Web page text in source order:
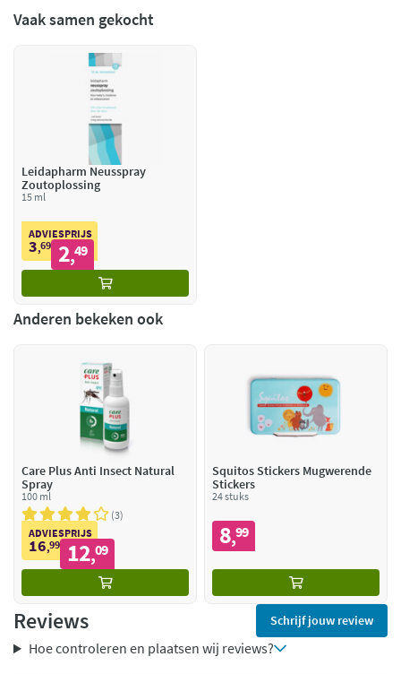
Vaak samen gekocht
Leidapharm Neusspray
Zoutoplossing
15 ml
ADVIESPRIJS
3,69 2,49
Anderen bekeken ook
Care Plus Anti Insect Natural
Spray
100 ml
3
ADVIESPRIJS
16,99 12,09
Squitos Stickers Mugwerende
Stickers
24 stuks
8,99
Reviews Schrijf jouw review
Hoe controleren en plaatsen wij reviews?